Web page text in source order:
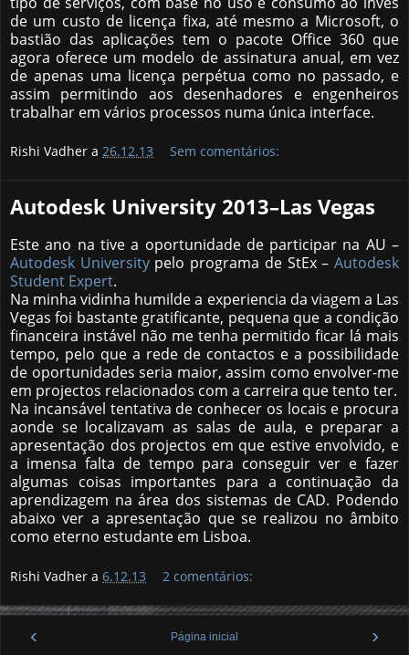
de um custo de licença fixa, até mesmo a Microsoft, o
bastião das aplicações tem o pacote Office 360 que
agora oferece um modelo de assinatura anual, em vez
de apenas uma licença perpétua como no passado, e
assim permitindo aos desenhadores e engenheiros
trabalhar em vários processos numa única interface.
Rishi Vadher a 26.12.13 Sem comentários:
Autodesk University 2013–Las Vegas
Este ano na tive a oportunidade de participar na AU –
Autodesk Universitypelo programa de StEx –Autodesk
Student Expert.
Na minha vidinha humilde a experiencia da viagem a Las
Vegas foi bastante gratificante, pequena que a condição
financeira instável não me tenha permitido ficar lá mais
tempo, pelo que a rede de contactos e a possibilidade
de oportunidades seria maior, assim como envolver-me
em projectos relacionados com a carreira que tento ter.
Na incansável tentativa de conhecer os locais e procura
aonde se localizavam as salas de aula, e preparar a
apresentação dos projectos em que estive envolvido, e
a imensa falta de tempo para conseguir ver e fazer
algumas coisas importantes para a continuação da
aprendizagem na área dos sistemas de CAD. Podendo
abaixo ver a apresentação que se realizou no âmbito
como eterno estudante em Lisboa.
Rishi Vadher a 6.12.13 2 comentários:
‹ ›
Página inicial